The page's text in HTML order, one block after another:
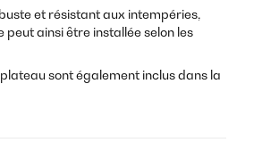
et résistant aux intempéries,
ainsi être installée selon les
sont également inclus dans la